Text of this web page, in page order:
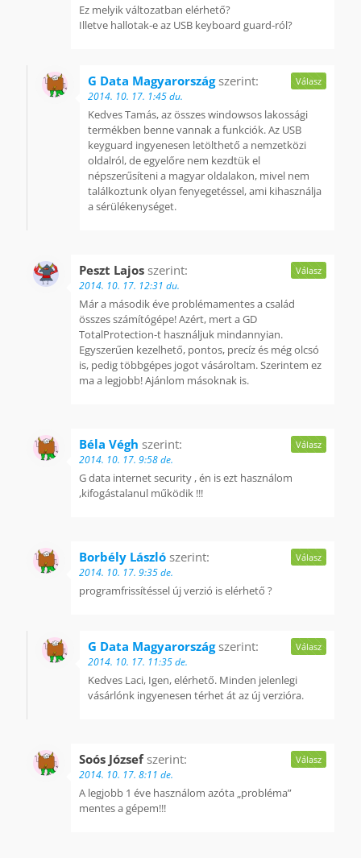
Ez melyik változatban elérhető?
Illetve hallotak-e az USB keyboard guard-ról?
G Data Magyarország szerint:
2014. 10. 17. 1:45 du.
Kedves Tamás, az összes windowsos lakossági
termékben benne vannak a funkciók. Az USB
keyguard ingyenesen letölthető a nemzetközi
oldalról, de egyelőre nem kezdtük el
népszerűsíteni a magyar oldalakon, mivel nem
találkoztunk olyan fenyegetéssel, ami kihasználja
a sérülékenységet.
Válasz
Peszt Lajos szerint:
2014. 10. 17. 12:31 du.
Már a második éve problémamentes a család
összes számítógépe! Azért, mert a GD
TotalProtection-t használjuk mindannyian.
Egyszerűen kezelhető, pontos, precíz és még olcsó
is, pedig többgépes jogot vásároltam. Szerintem ez
ma a legjobb! Ajánlom másoknak is.
Válasz
Béla Végh szerint:
2014. 10. 17. 9:58 de.
G data internet security , én is ezt használom
,kifogástalanul működik !!!
Válasz
Borbély László szerint:
2014. 10. 17. 9:35 de.
programfrissítéssel új verzió is elérhető ?
Válasz
G Data Magyarország szerint:
2014. 10. 17. 11:35 de.
Kedves Laci, Igen, elérhető. Minden jelenlegi
vásárlónk ingyenesen térhet át az új verzióra.
Válasz
Soós József szerint:
2014. 10. 17. 8:11 de.
A legjobb 1 éve használom azóta „probléma”
mentes a gépem!!!
Válasz